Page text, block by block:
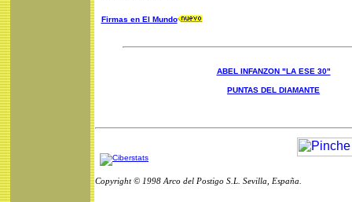
Firmas en El Mundo
ABEL INFANZON "LA ESE 30"
PUNTAS DEL DIAMANTE
Copyright © 1998 Arco del Postigo S.L. Sevilla, España.